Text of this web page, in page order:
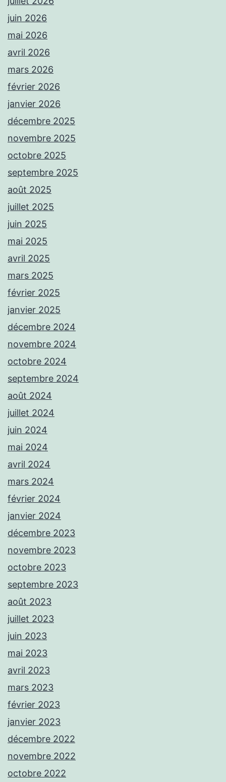
juin 2026
mai 2026
avril 2026
mars 2026
février 2026
janvier 2026
décembre 2025
novembre 2025
octobre 2025
septembre 2025
août 2025
juillet 2025
juin 2025
mai 2025
avril 2025
mars 2025
février 2025
janvier 2025
décembre 2024
novembre 2024
octobre 2024
septembre 2024
août 2024
juillet 2024
juin 2024
mai 2024
avril 2024
mars 2024
février 2024
janvier 2024
décembre 2023
novembre 2023
octobre 2023
septembre 2023
août 2023
juillet 2023
juin 2023
mai 2023
avril 2023
mars 2023
février 2023
janvier 2023
décembre 2022
novembre 2022
octobre 2022